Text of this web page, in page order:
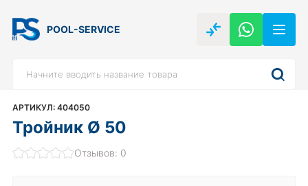
POOL-SERVICE
АРТИКУЛ: 404050
Тройник Ø 50
Отзывов: 0